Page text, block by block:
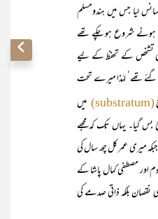
لیا جس میں ہندومسلم
شروع ہو چکے تھے
تشخص کے تحفظ کے لیے
گئے تھے‘ لہٰذا میرے تحت
(substratum)
میں
بس گیا۔ یہاں تک کہ مجھے
کہ ۱۹۳۸ء میں جبکہ میری عمر کل چھ سال کی
اور مصطفی کمال پاشا کے
نقصان بلکہ ذاتی صدمے کی